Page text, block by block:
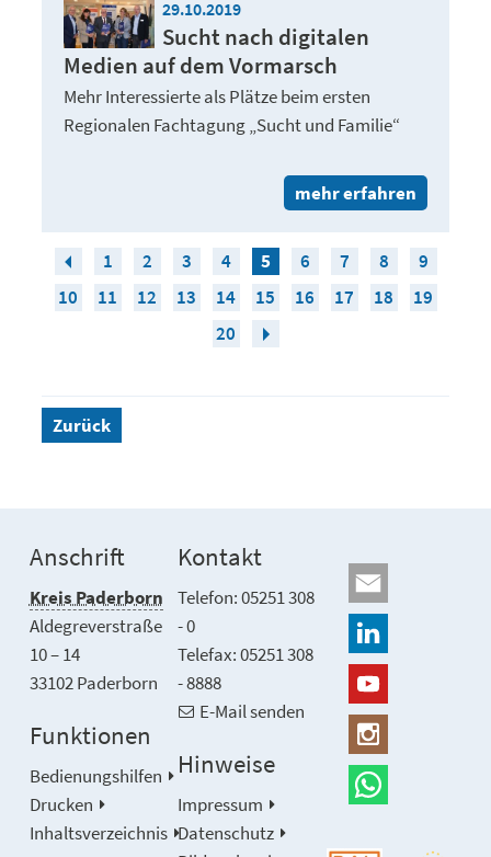
29.10.2019
Sucht nach digitalen
Medien auf dem Vormarsch
Mehr Interessierte als Plätze beim ersten
Regionalen Fachtagung „Sucht und Familie“
mehr erfahren
1 2 3 4 5 6 7 8
9
10
11 12 13 14 15 16 17 18
19
20
Zurück
Anschrift
Kreis Paderborn
Aldegreverstraße
10 – 14
33102 Paderborn
Kontakt
Telefon: 05251 308
- 0
Telefax: 05251 308
- 8888
E-Mail senden
Funktionen
Bedienungshilfen
Drucken
Inhaltsverzeichnis
Hinweise
Impressum
Datenschutz